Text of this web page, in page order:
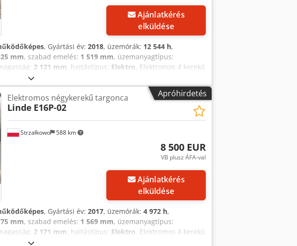
Ajánlatkérés
elküldése
, Gyártási év: 2018, üzemórák: 12 544 h,
mm, szabad emelés: 1 519 mm, üzemanyagtípus:
2 121 mm, hajtástípus: Elektro, Elektromos 4 kerekű
kg Djdpoy T Am Tsfx Ahzjck Árboc típusa: Triplex
Műszaki állapot: jó Akkumulátor Volt: 48V Oldalváltó,
Apróhirdetés
Strzałkowo 588 km
Elektromos négykerekű targonca
Linde E16P-02
8 500 EUR
VB plusz ÁFA-val
Ajánlatkérés
elküldése
, Gyártási év: 2017, üzemórák: 4 972 h,
mm, szabad emelés: 1 569 mm, üzemanyagtípus:
2 171 mm, hajtástípus: Elektro, Elektromos 4 kerekű
kg Dcedpfx Ahjx Ef Nfezjk Oszlop típusa: Triplex Állapot: